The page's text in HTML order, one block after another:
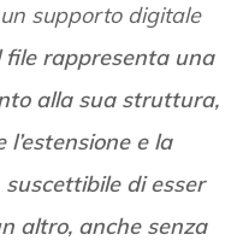
supporto digitale
file rappresenta una
alla sua struttura,
e la
di esser
altro, anche senza